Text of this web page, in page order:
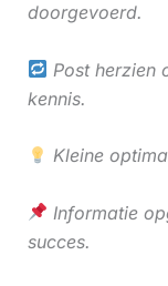
doorgevoerd.
Post herzien
kennis.
Kleine
Informatie
succes.